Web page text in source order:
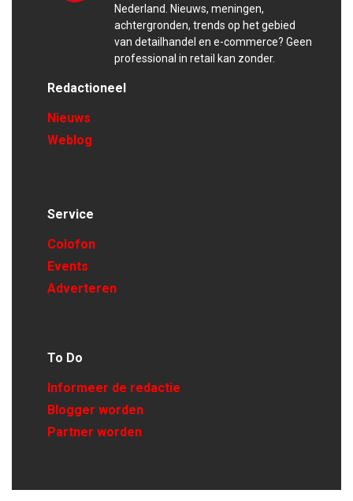
Nederland. Nieuws, meningen,
achtergronden, trends op het gebied
van detailhandel en e-commerce? Geen
professional in retail kan zonder.
Redactioneel
Nieuws
Weblog
Service
Colofon
Events
Adverteren
To Do
Informeer de redactie
Blogger worden
Partner worden